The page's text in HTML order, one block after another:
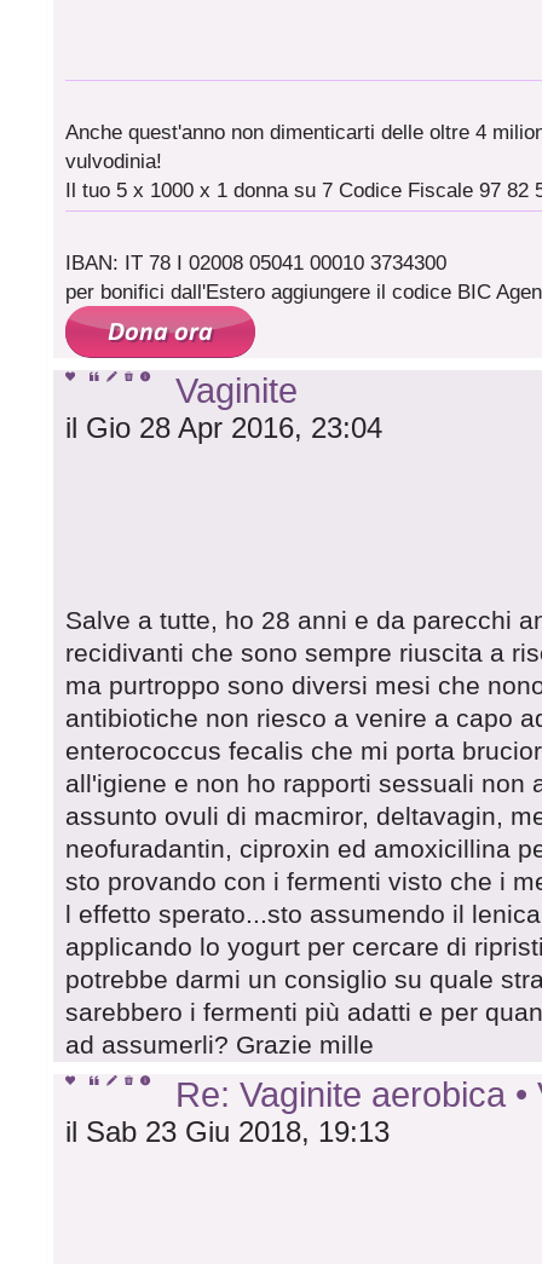
Anche quest'anno non dimenticarti delle oltre 4
vulvodinia!
Il tuo 5 x 1000 x 1 donna su 7 Codice Fiscale 97 82
IBAN: IT 78 I 02008 05041 00010 3734300
per bonifici dall'Estero aggiungere il codice BIC
Vaginite
il Gio 28 Apr 2016, 23:04
Salve a tutte, ho 28 anni e da parecchi
recidivanti che sono sempre riuscita a
ma purtroppo sono diversi mesi che
antibiotiche non riesco a venire a capo
enterococcus fecalis che mi porta
all'igiene e non ho rapporti sessuali non
assunto ovuli di macmiror, deltavagin,
neofuradantin, ciproxin ed amoxicillina
sto provando con i fermenti visto che i
l effetto sperato...sto assumendo il
applicando lo yogurt per cercare di
potrebbe darmi un consiglio su quale
sarebbero i fermenti più adatti e per
ad assumerli? Grazie mille
Re: Vaginite aerobica
il Sab 23 Giu 2018, 19:13